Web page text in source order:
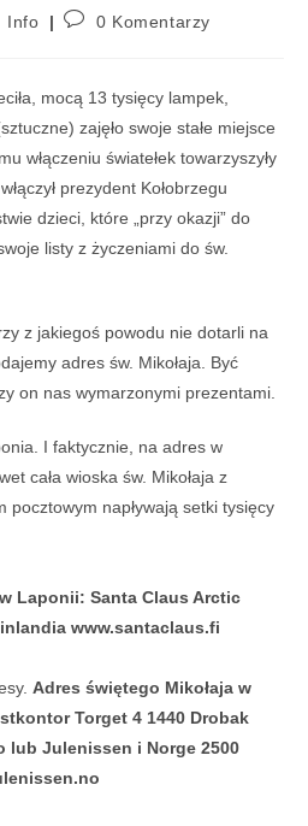
Info 0 Komentarzy
mocą 13 tysięcy lampek,
zajęło swoje stałe miejsce
włączeniu światełek towarzyszyły
prezydent Kołobrzegu
dzieci, które „przy okazji” do
listy z życzeniami do św.
z jakiegoś powodu nie dotarli na
adres św. Mikołaja. Być
on nas wymarzonymi prezentami.
I faktycznie, na adres w
cała wioska św. Mikołaja z
pocztowym napływają setki tysięcy
Laponii: Santa Claus Arctic
www.santaclaus.fi
Adres świętego Mikołaja w
Torget 4 1440 Drobak
lub Julenissen i Norge 2500